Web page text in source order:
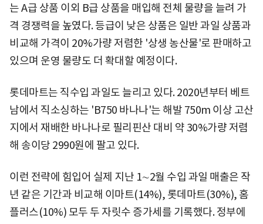
는 A급 상품 이외 B급 상품을 매입해 전체 물량을 늘려 가
격 경쟁력을 높였다. 등급이 낮은 상품은 일반 과일 상품과
비교해 가격이 20%가량 저렴한 '상생 농산물'로 판매하고
있으며 운영 물량도 더 확대할 예정이다.
롯데마트는 직수입 과일도 늘리고 있다. 2020년부터 베트
남에서 직소싱하는 'B750 바나나'는 해발 750m 이상 고산
지에서 재배한 바나나로 필리핀산 대비 약 30%가량 저렴
해 송이당 2990원에 팔고 있다.
이런 전략에 힘입어 실제 지난 1∼2월 수입 과일 매출은 작
년 같은 기간과 비교해 이마트(14%), 롯데마트(30%), 홈
플러스(10%) 모두 두 자릿수 증가세를 기록했다. 정부에